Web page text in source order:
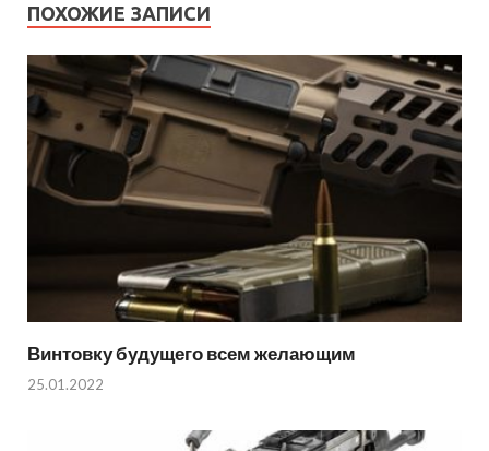
ПОХОЖИЕ ЗАПИСИ
Винтовку будущего всем желающим
25.01.2022